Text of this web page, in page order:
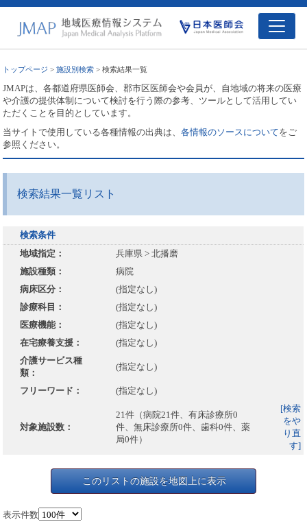
トップページ >施設別検索 > 検索結果一覧
JMAPは、各都道府県医師会、郡市区医師会や会員が、自地域の将来の医療
や介護の提供体制について検討を行う際の参考、ツールとして活用してい
ただくことを目的としています。
当サイトで使用している各種情報の出典は、各情報のソースについてをご
参照ください。
検索結果一覧リスト
検索条件
地域指定：
兵庫県 > 北播磨
施設種類：
病院
病床区分：
(指定なし)
診療科目：
(指定なし)
医療機能：
(指定なし)
在宅療養支援：
(指定なし)
介護サービス種
類：
(指定なし)
フリーワード： (指定なし)
対象施設数：
21件（病院21件、有床診療所0
件、無床診療所0件、歯科0件、薬
局0件）
[検索
をや
り直
す]
このリストの施設を地図上に表示
表示件数